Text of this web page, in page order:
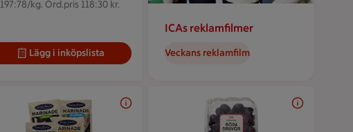
197:78/kg. Ord.pris 118:30 kr.
Lägg i inköpslista
ICAs reklamfilmer
Veckans reklamfilm